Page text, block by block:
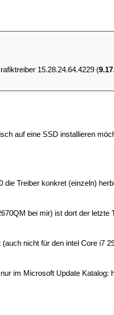
15.28.24.64.4229 (
auf eine SSD installieren
die Treiber konkret (einzeln)
bei mir) ist dort der letzte
nicht für den intel Core i7
im Microsoft Update Katalog: